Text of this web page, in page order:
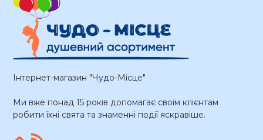
Інтернет-магазин "Чудо-Місце"
Ми вже понад 15 років допомагає своїм клієнтам
робити їхні свята та знаменні події яскравіше.